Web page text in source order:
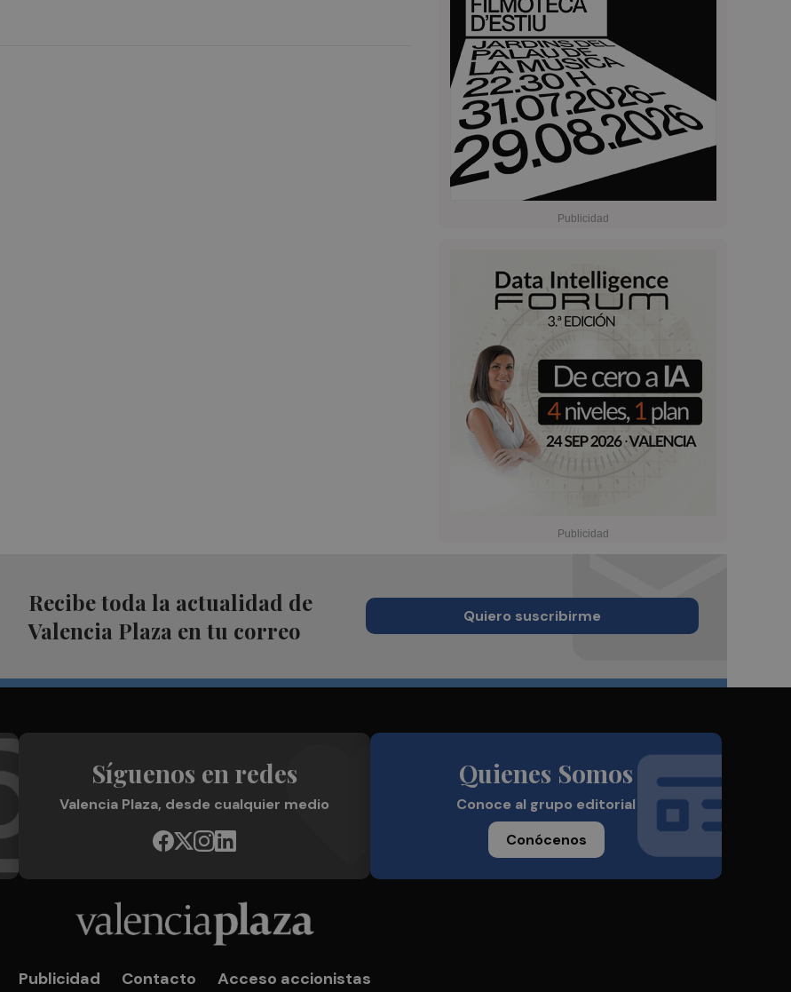
Recibe toda la actualidad de
Valencia Plaza en tu correo
Quiero suscribirme
Síguenos en redes
Valencia Plaza, desde cualquier medio
Quienes Somos
Conoce al grupo editorial
Conócenos
Publicidad Contacto Acceso accionistas